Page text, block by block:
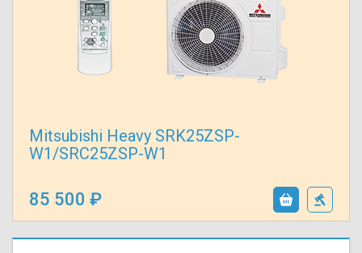
Mitsubishi Heavy SRK25ZSP-
W1/SRC25ZSP-W1
85 500